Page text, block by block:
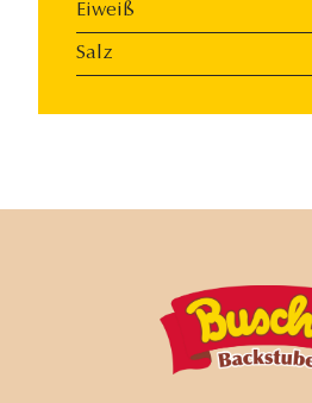
Eiweiß
Salz